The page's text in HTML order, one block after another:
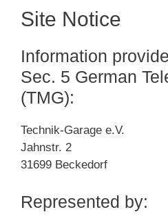
Site Notice
Information
Sec. 5 German
(TMG):
Technik-Garage e.V.
Jahnstr. 2
31699 Beckedorf
Represented by: